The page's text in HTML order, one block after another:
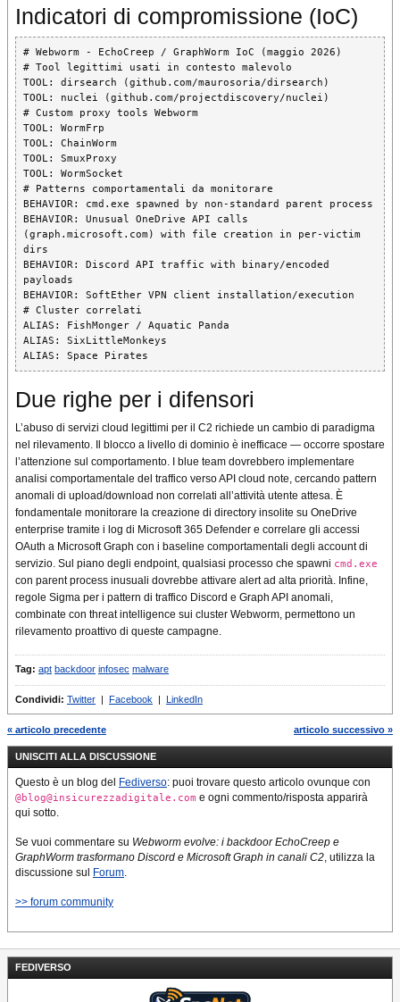
FEDIVERSO
Indicatori di compromissione (IoC)
# Webworm - EchoCreep / GraphWorm IoC (maggio 2026)
# Tool legittimi usati in contesto malevolo
TOOL: dirsearch (github.com/maurosoria/dirsearch)
TOOL: nuclei (github.com/projectdiscovery/nuclei)
# Custom proxy tools Webworm
TOOL: WormFrp
TOOL: ChainWorm
TOOL: SmuxProxy
TOOL: WormSocket
# Patterns comportamentali da monitorare
BEHAVIOR: cmd.exe spawned by non-standard parent process
BEHAVIOR: Unusual OneDrive API calls
(graph.microsoft.com) with file creation in per-victim
dirs
BEHAVIOR: Discord API traffic with binary/encoded
payloads
BEHAVIOR: SoftEther VPN client installation/execution
# Cluster correlati
ALIAS: FishMonger / Aquatic Panda
ALIAS: SixLittleMonkeys
ALIAS: Space Pirates
Due righe per i difensori
L’abuso di servizi cloud legittimi per il C2 richiede un cambio di paradigma
nel rilevamento. Il blocco a livello di dominio è inefficace — occorre spostare
l’attenzione sul comportamento. I blue team dovrebbero implementare
analisi comportamentale del traffico verso API cloud note, cercando pattern
anomali di upload/download non correlati all’attività utente attesa. È
fondamentale monitorare la creazione di directory insolite su OneDrive
enterprise tramite i log di Microsoft 365 Defender e correlare gli accessi
OAuth a Microsoft Graph con i baseline comportamentali degli account di
servizio. Sul piano degli endpoint, qualsiasi processo che spawni cmd.exe
con parent process inusuali dovrebbe attivare alert ad alta priorità. Infine,
regole Sigma per i pattern di traffico Discord e Graph API anomali,
combinate con threat intelligence sui cluster Webworm, permettono un
rilevamento proattivo di queste campagne.
Tag: apt backdoor infosec malware
Condividi: Twitter | Facebook | LinkedIn
« articolo precedente articolo successivo »
UNISCITI ALLA DISCUSSIONE
Questo è un blog del Fediverso: puoi trovare questo articolo ovunque con
@blog@insicurezzadigitale.com e ogni commento/risposta apparirà
qui sotto.
Se vuoi commentare su Webworm evolve: i backdoor EchoCreep e
GraphWorm trasformano Discord e Microsoft Graph in canali C2, utilizza la
discussione sul
Forum.
>> forum community